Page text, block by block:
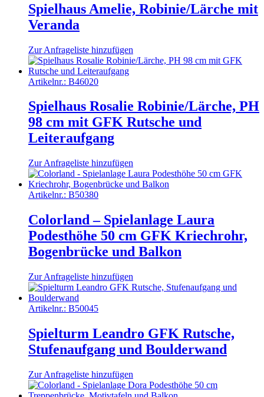
Spielhaus Amelie, Robinie/Lärche mit
Veranda
Zur Anfrageliste hinzufügen
Artikelnr.: B46020
Spielhaus Rosalie Robinie/Lärche, PH
98 cm mit GFK Rutsche und
Leiteraufgang
Zur Anfrageliste hinzufügen
Artikelnr.: B50380
Colorland – Spielanlage Laura
Podesthöhe 50 cm GFK Kriechrohr,
Bogenbrücke und Balkon
Zur Anfrageliste hinzufügen
Artikelnr.: B50045
Spielturm Leandro GFK Rutsche,
Stufenaufgang und Boulderwand
Zur Anfrageliste hinzufügen